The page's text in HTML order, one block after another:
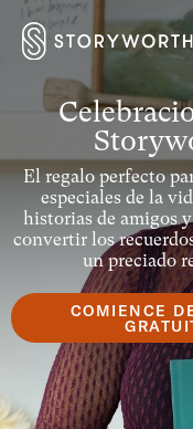
El regalo perfecto
especiales de la
historias de amigos
convertir los
un preciado
COMIENCE